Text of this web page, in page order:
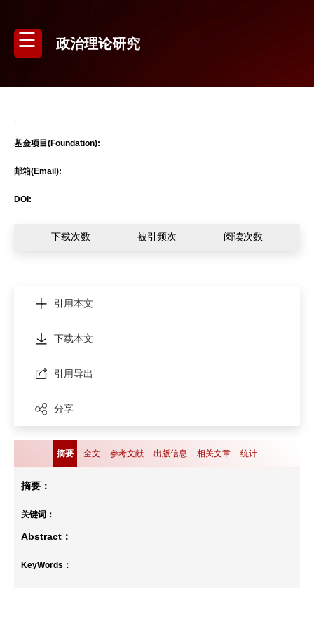
政治理论研究
,
基金项目(Foundation):
邮箱(Email):
DOI:
下载次数 被引频次 阅读次数
引用本文
下载本文
引用导出
分享
摘要 全文 参考文献 出版信息 相关文章 统计
摘要：
关键词：
Abstract：
KeyWords：